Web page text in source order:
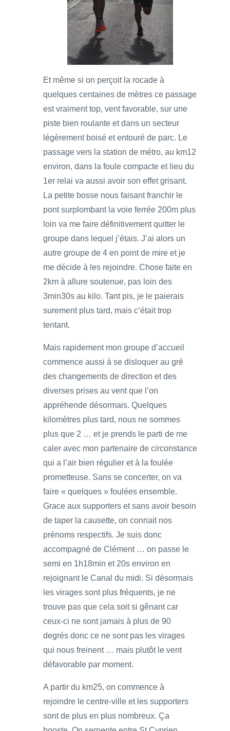
Et même si on perçoit la rocade à
quelques centaines de mètres ce passage
est vraiment top, vent favorable, sur une
piste bien roulante et dans un secteur
légèrement boisé et entouré de parc. Le
passage vers la station de métro, au km12
environ, dans la foule compacte et lieu du
1er relai va aussi avoir son effet grisant.
La petite bosse nous faisant franchir le
pont surplombant la voie ferrée 200m plus
loin va me faire définitivement quitter le
groupe dans lequel j’étais. J’ai alors un
autre groupe de 4 en point de mire et je
me décide à les rejoindre. Chose faite en
2km à allure soutenue, pas loin des
3min30s au kilo. Tant pis, je le paierais
surement plus tard, mais c’était trop
tentant.
Mais rapidement mon groupe d’accueil
commence aussi à se disloquer au gré
des changements de direction et des
diverses prises au vent que l’on
appréhende désormais. Quelques
kilomètres plus tard, nous ne sommes
plus que 2 … et je prends le parti de me
caler avec mon partenaire de circonstance
qui a l’air bien régulier et à la foulée
prometteuse. Sans se concerter, on va
faire « quelques » foulées ensemble.
Grace aux supporters et sans avoir besoin
de taper la causette, on connait nos
prénoms respectifs. Je suis donc
accompagné de Clément … on passe le
semi en 1h18min et 20s environ en
rejoignant le Canal du midi. Si désormais
les virages sont plus fréquents, je ne
trouve pas que cela soit si gênant car
ceux-ci ne sont jamais à plus de 90
degrés donc ce ne sont pas les virages
qui nous freinent … mais plutôt le vent
défavorable par moment.
A partir du km25, on commence à
rejoindre le centre-ville et les supporters
sont de plus en plus nombreux. Ça